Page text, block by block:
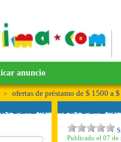
anuncio
ofertas de préstamo de $ 1500 a
Publicado el 07 de